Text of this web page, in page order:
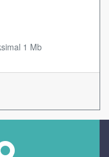
1 Mb